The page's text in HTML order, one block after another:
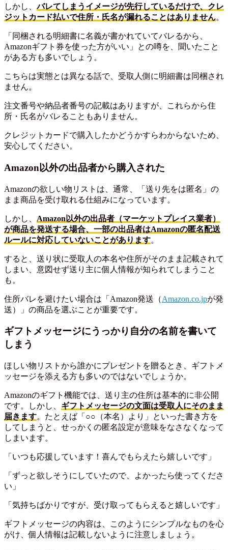
しかし、バレてしまうイメージが先行しているだけで、クレ
ジットカード払いで住所・氏名が漏れることはありません。
「同梱される明細書に名義が書かれていてバレるから、
Amazonギフト券を使った方がいい」との噂を、聞いたこと
がある方も多いでしょう。
こちらは実態とは異なる話で、受取人側に明細書は同梱され
ません。
注文番号や納品者番号の記載はありますが、これらから住
所・氏名がバレることもありません。
クレジットカードで購入したかどうかすらわからないため、
安心してください。
Amazon以外の出品者から購入された
Amazonの欲しい物リストは、通常、「送り先をは匿名」の
まま商品を受け取れる仕組みになっています。
しかし、 Amazon以外の出品者（マーケットプレイス業者）
が商品を発送する場合、一部の出品者はAmazonの匿名配送
ルールに対応していないことがあります。
すると、送り状に受取人の本名や住所がそのまま記載されて
しまい、意図せず送り主に個人情報が知られてしまうこと
も。
住所バレを避けたい場合は「Amazon発送（Amazon.co.jpが発
送）」の商品を選ぶことが重要です。
ギフトメッセージにうっかり自分の名前を書いて
しまう
ほしい物リストから誰かにプレゼントを贈るとき、ギフトメ
ッセージを添える方も多いのではないでしょうか。
Amazonのギフト機能では、送り主の住所は基本的に非公開
です。しかし、 ギフトメッセージの文面は受取人にそのまま
届きます。たとえば「○○（本名）より」といった書き方を
してしまうと、せっかくの匿名設定が意味をなさなくなって
しまいます。
「いつも応援しています！喜んでもらえたら嬉しいです」
「ずっと欲しそうにしていたので、よかったら使ってくださ
い」
「気持ちばかりですが、受け取ってもらえると嬉しいです」
ギフトメッセージの内容は、このようにシンプルなものを心
がけ、個人情報は記載しないように注意しましょう。